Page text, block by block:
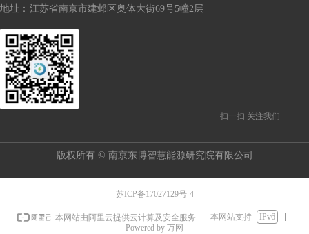
地址： 江苏省南京市建邺区奥体大街69号5幢2层
扫一扫 关注我们
版权所有 © 南京东博智慧能源研究院有限公司
苏ICP备17027129号-4
本网站由阿里云提供云计算及安全服务 本网站支持
IPv6
Powered by 万网